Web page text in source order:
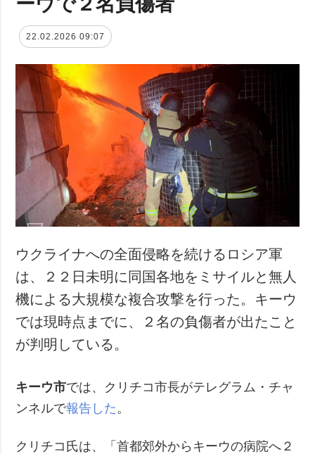
22.02.2026 09:07
ウクライナへの全面侵略を続けるロシア軍
は、２２日未明に同国各地をミサイルと無人
機による大規模な複合攻撃を行った。キーウ
では現時点までに、２名の負傷者が出たこと
が判明している。
キーウ市では、クリチコ市長がテレグラム・チャ
ンネルで報告した 。
クリチコ氏は、「首都郊外からキーウの病院へ２